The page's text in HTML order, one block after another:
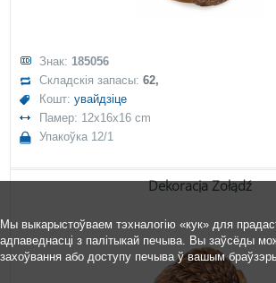
Знак: 185056
Складскія запасы:62,
Кошт:увайдзіце
Памер: 12x16x16 cm
Упакоўка 12/1
Dekoracja Żołądź
Мы выкарыстоўваем тэхналогію «кук» для
адпаведнасці з палітыкай печыва. Вы заўсёды
захоўвання або доступу печыва ў вашым